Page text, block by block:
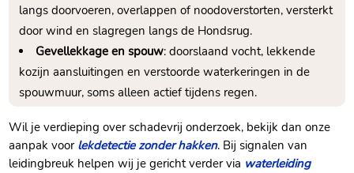
langs doorvoeren, overlappen of noodoverstorten, versterkt
door wind en slagregen langs de Hondsrug.​
Gevellekkage en spouw: doorslaand vocht, lekkende
kozijn aansluitingen en verstoorde waterkeringen in de
spouwmuur, soms alleen actief tijdens regen.​
Wil je verdieping over schadevrij onderzoek, bekijk dan onze
aanpak voor lekdetectie zonder hakken.​ Bij signalen van
leidingbreuk helpen wij je gericht verder via waterleiding